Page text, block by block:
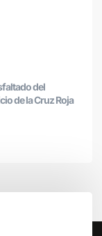
del
de la Cruz Roja